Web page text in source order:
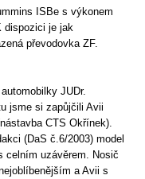
ISBe s výkonem
dispozici je jak
převodovka ZF.
JUDr.
jsme si zapůjčili Avii
CTS Okřínek).
(DaS č.6/2003) model
celním uzávěrem. Nosič
a Avii s